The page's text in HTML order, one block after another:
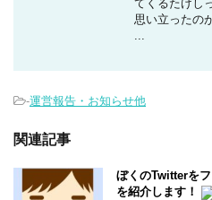
てくるたけし
思い立ったの
...
-運営報告・お知らせ他
関連記事
ぼくのTwitterを
を紹介します！